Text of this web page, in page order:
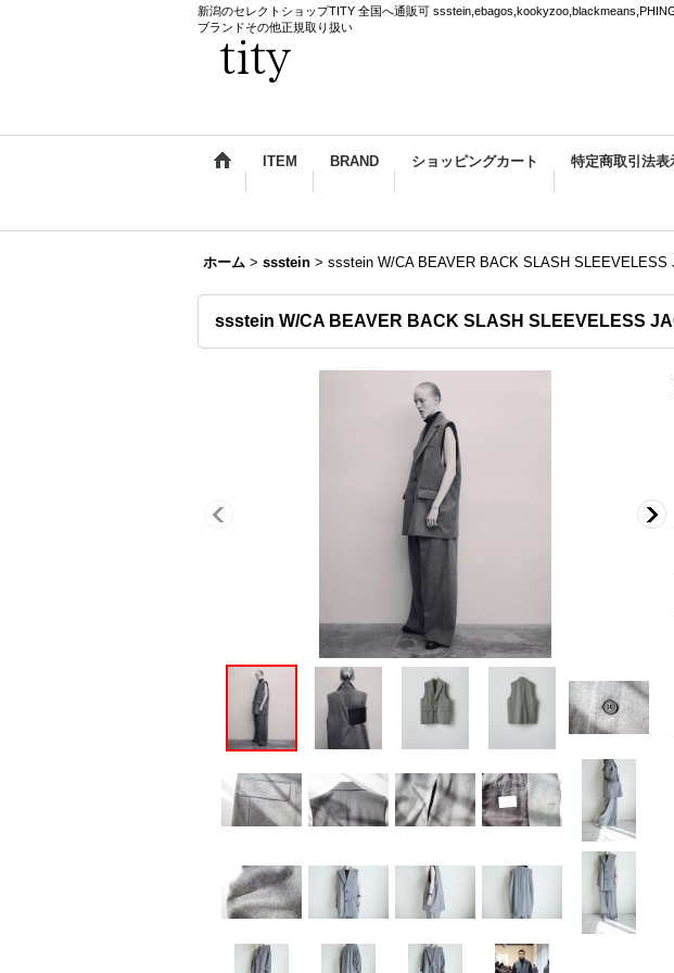
新潟のセレクトショップTITY 全国へ通販可
ブランドその他正規取り扱い
ITEM BRAND ショッピングカート 特定商取引法表
ホーム > ssstein > ssstein W/CA BEAVER BACK SLASH SLEEVELESS
ssstein W/CA BEAVER BACK SLASH SLEEVELESS